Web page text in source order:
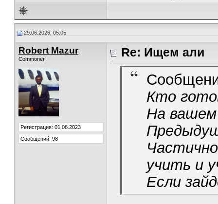
29.06.2026, 05:05
Robert Mazur
Commoner
Регистрация: 01.08.2023
Сообщений: 98
Re: Ищем али
Кто
На вашем
учить и
Если